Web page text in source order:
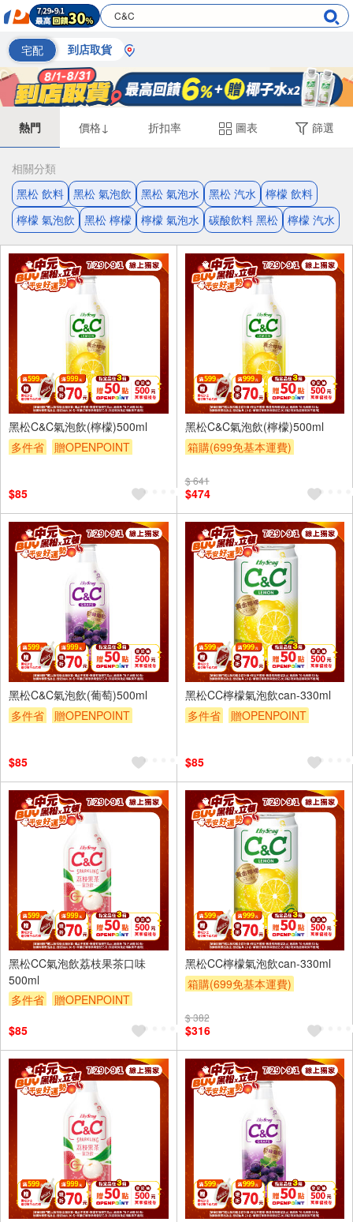
宅配 到店取貨
熱門 價格↓ 折扣率 圖表 篩選
相關分類
黑松 飲料 黑松 氣泡飲 黑松 氣泡水 黑松 汽水 檸檬 飲料
檸檬 氣泡飲
黑松 檸檬 檸檬 氣泡水 碳酸飲料 黑松 檸檬 汽水
4入
黑松C&C氣泡飲(檸檬)500ml
多件省
贈OPENPOINT
$85
24入
黑松C&C氣泡飲(檸檬)500ml
箱購(699免基本運費)
贈OPENPOINT
滿額折
$ 641
$474
4入
黑松C&C氣泡飲(葡萄)500ml
多件省
贈OPENPOINT
$85
6入
黑松CC檸檬氣泡飲can-330ml
多件省
贈OPENPOINT
$85
4入
黑松CC氣泡飲荔枝果茶口味
500ml
多件省
贈OPENPOINT
$85
24入
黑松CC檸檬氣泡飲can-330ml
箱購(699免基本運費)
贈OPENPOINT
滿額折
$ 382
$316
24入 24入